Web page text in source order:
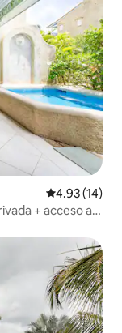
Calificación
4.93 (14)
+ acceso a